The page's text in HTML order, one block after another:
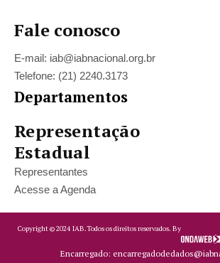
Fale conosco
E-mail: iab@iabnacional.org.br
Telefone: (21) 2240.3173
Departamentos
Representação
Estadual
Representantes
Acesse a Agenda
Copyright ©2024 IAB.Todos os direitos reservados. By
Encarregado: